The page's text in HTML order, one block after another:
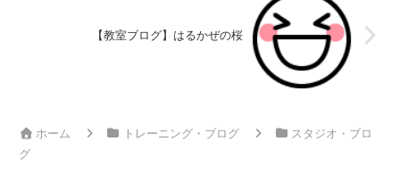
【教室ブログ】はるかぜの桜
ホーム トレーニング・ブログ
スタジオ・ブロ
グ